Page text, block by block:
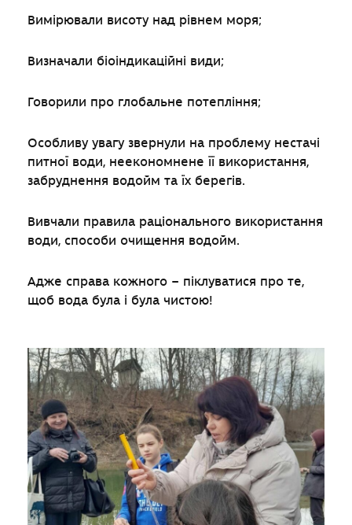
Вимірювали висоту над рівнем моря;
Визначали біоіндикаційні види;
Говорили про глобальне потепління;
Особливу увагу звернули на проблему нестачі
питної води, неекономнене її використання,
забруднення водойм та їх берегів.
Вивчали правила раціонального використання
води, способи очищення водойм.
Адже справа кожного – піклуватися про те,
щоб вода була і була чистою!